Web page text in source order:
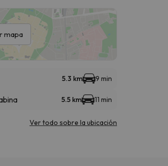
mapa
5.3 km 9 min
5.5 km 11 min
Ver todo sobre la ubicación